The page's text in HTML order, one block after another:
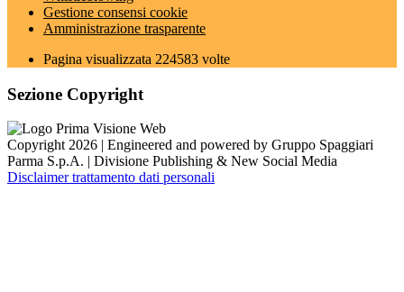
Gestione consensi cookie
Amministrazione trasparente
Pagina visualizzata 224583 volte
Sezione Copyright
Copyright 2026 | Engineered and powered by Gruppo Spaggiari
Parma S.p.A. | Divisione Publishing & New Social Media
Disclaimer trattamento dati personali